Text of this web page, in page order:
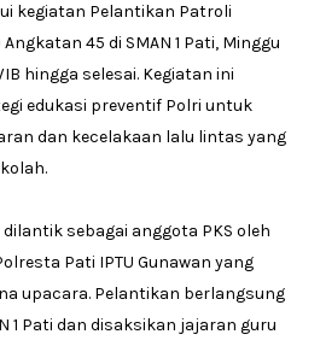
kegiatan Pelantikan Patroli
45 di SMAN 1 Pati, Minggu
hingga selesai. Kegiatan ini
edukasi preventif Polri untuk
dan kecelakaan lalu lintas yang
sebagai anggota PKS oleh
Pati IPTU Gunawan yang
upacara. Pelantikan berlangsung
1 Pati dan disaksikan jajaran guru